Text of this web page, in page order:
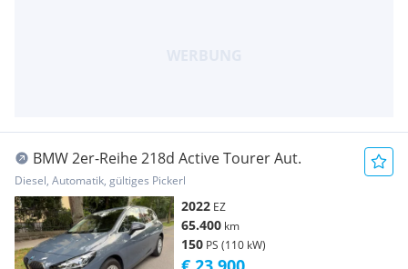
BMW 2er-Reihe 218d Active Tourer Aut.
Diesel, Automatik, gültiges Pickerl
2022 EZ
65.400 km
150 PS (110 kW)